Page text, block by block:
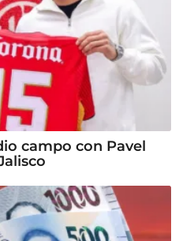
campo con Pavel